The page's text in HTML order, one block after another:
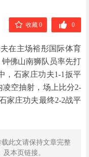
收藏 0 0
在主场裕彤国际体育
佛山南狮队员率先打
，石家庄功夫1-1扳平
空抽射，场上比分2-
家庄功夫最终2-2战平
载此文请保持文章完整
本页链接。